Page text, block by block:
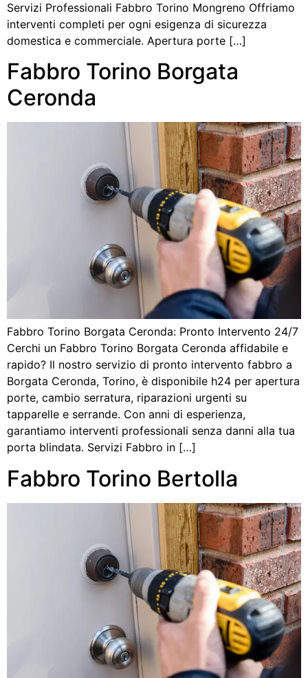
Servizi Professionali Fabbro Torino Mongreno Offriamo
interventi completi per ogni esigenza di sicurezza
domestica e commerciale. Apertura porte […]
Fabbro Torino Borgata
Ceronda
Fabbro Torino Borgata Ceronda: Pronto Intervento 24/7
Cerchi un Fabbro Torino Borgata Ceronda affidabile e
rapido? Il nostro servizio di pronto intervento fabbro a
Borgata Ceronda, Torino, è disponibile h24 per apertura
porte, cambio serratura, riparazioni urgenti su
tapparelle e serrande. Con anni di esperienza,
garantiamo interventi professionali senza danni alla tua
porta blindata. Servizi Fabbro in […]
Fabbro Torino Bertolla